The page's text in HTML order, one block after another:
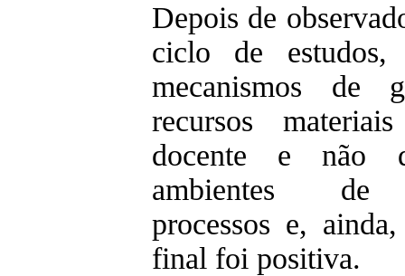
Depois de
ciclo de estudos,
mecanismos de
recursos
docente e não
ambientes de
processos e,
final foi positiva.